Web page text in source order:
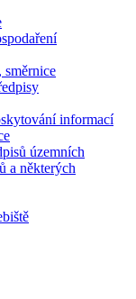
směrnice
informací
územních
a některých